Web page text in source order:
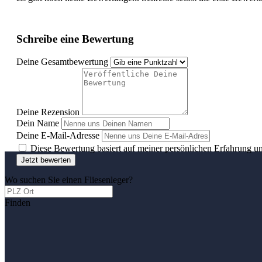
Schreibe eine Bewertung
Deine Gesamtbewertung
Deine Rezension
Dein Name
Deine E-Mail-Adresse
Diese Bewertung basiert auf meiner persönlichen Erfahrung
Jetzt bewerten
Wo suchen Sie einen Fliesenleger?
Finden